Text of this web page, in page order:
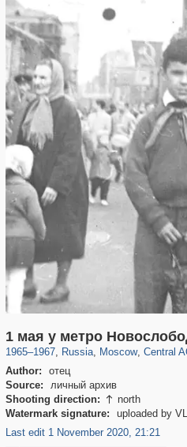
1 мая у метро
1965–1967, Russia
1,407,373 29,248
, Moscow
319,882 8,286
, Central
160,021 5,916
Author:
отец
Source:
личный архив
Shooting direction:  north
Watermark signature:
uploaded by
Last edit 1 November 2020, 21:21